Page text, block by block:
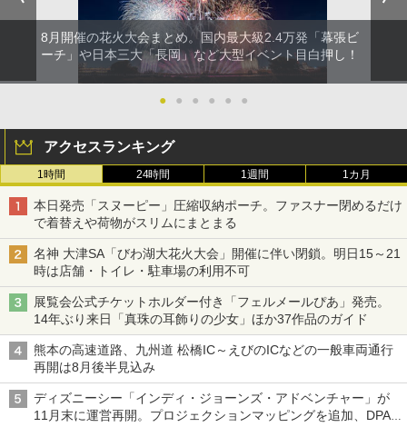
8月開催の花火大会まとめ。国内最大級2.4万発「幕張ビ
ーチ」や日本三大「長岡」など大型イベント目白押し！
● ● ● ● ● ●
アクセスランキング
1時間 24時間 1週間 1カ月
本日発売「スヌーピー」圧縮収納ポーチ。ファスナー閉めるだけ
で着替えや荷物がスリムにまとまる
名神 大津SA「びわ湖大花火大会」開催に伴い閉鎖。明日15～21
時は店舗・トイレ・駐車場の利用不可
展覧会公式チケットホルダー付き「フェルメールぴあ」発売。
14年ぶり来日「真珠の耳飾りの少女」ほか37作品のガイド
熊本の高速道路、九州道 松橋IC～えびのICなどの一般車両通行
再開は8月後半見込み
ディズニーシー「インディ・ジョーンズ・アドベンチャー」が
11月末に運営再開。プロジェクションマッピングを追加、DPA